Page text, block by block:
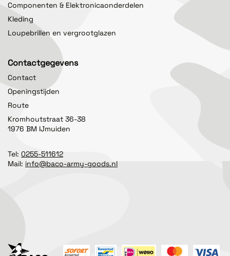
Componenten & Elektronicaonderdelen
Kleding
Loupebrillen en vergrootglazen
Contactgegevens
Contact
Openingstijden
Route
Kromhoutstraat 36-38
1976 BM IJmuiden
Tel: 0255-511612
Mail: info@baco-army-goods.nl